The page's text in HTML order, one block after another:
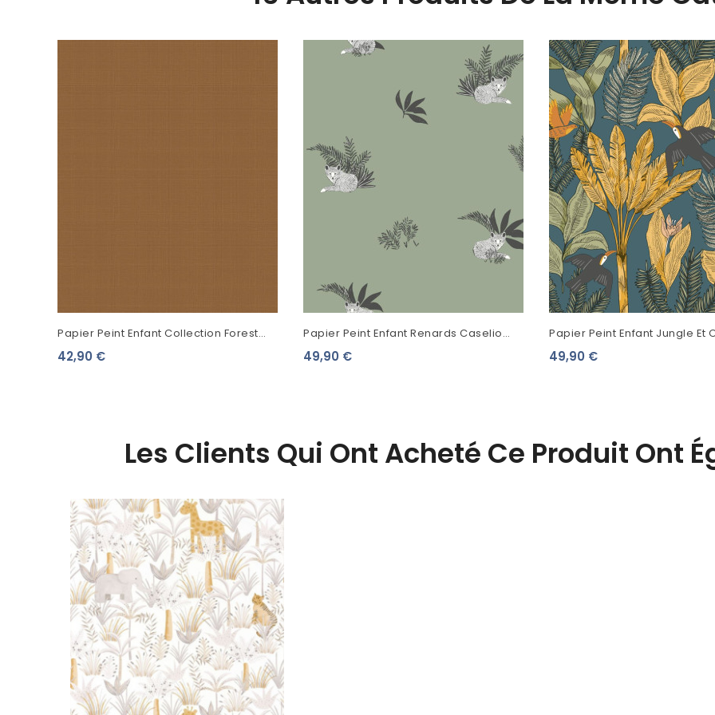
Papier Peint Enfant Collection Forest
Friends Uni Rouille 139241
42,90 €
Papier Peint Enfant Renards Caselio
Autour Du Monde Vert De Gris
49,90 €
Papier Peint Enfant Jungle Et
Caselio Autour Du Monde Bleu
49,90 €
Les Clients Qui Ont Acheté Ce Produit Ont